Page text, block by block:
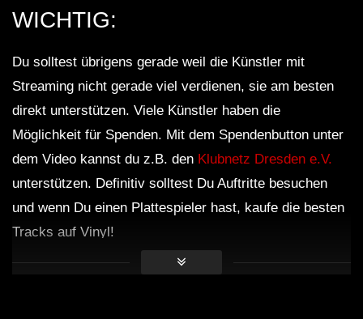
WICHTIG:
Du solltest übrigens gerade weil die Künstler mit
Streaming nicht gerade viel verdienen, sie am besten
direkt unterstützen. Viele Künstler haben die
Möglichkeit für Spenden. Mit dem Spendenbutton unter
dem Video kannst du z.B. den Klubnetz Dresden e.V.
unterstützen. Definitiv solltest Du Auftritte besuchen
und wenn Du einen Plattespieler hast, kaufe die besten
Tracks auf Vinyl!